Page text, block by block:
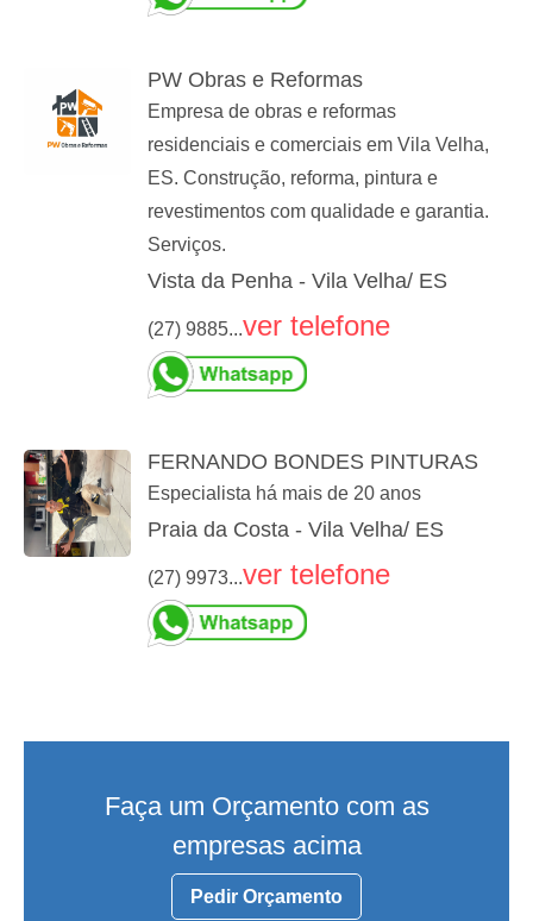
PW Obras e Reformas
Empresa de obras e reformas
residenciais e comerciais em Vila Velha,
ES. Construção, reforma, pintura e
revestimentos com qualidade e garantia.
Serviços.
Vista da Penha - Vila Velha/ ES
(27) 9885...ver telefone
FERNANDO BONDES PINTURAS
Especialista há mais de 20 anos
Praia da Costa - Vila Velha/ ES
(27) 9973...ver telefone
Faça um Orçamento com as
empresas acima
Pedir Orçamento